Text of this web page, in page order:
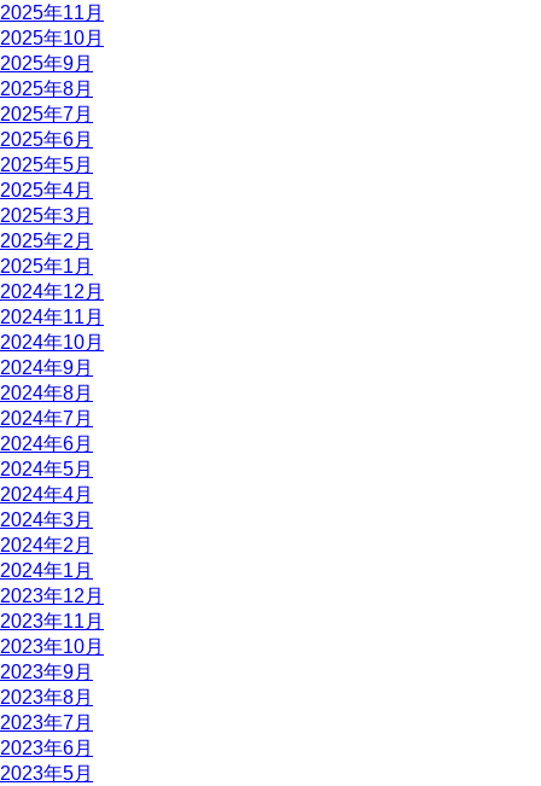
2025年11月
2025年10月
2025年9月
2025年8月
2025年7月
2025年6月
2025年5月
2025年4月
2025年3月
2025年2月
2025年1月
2024年12月
2024年11月
2024年10月
2024年9月
2024年8月
2024年7月
2024年6月
2024年5月
2024年4月
2024年3月
2024年2月
2024年1月
2023年12月
2023年11月
2023年10月
2023年9月
2023年8月
2023年7月
2023年6月
2023年5月